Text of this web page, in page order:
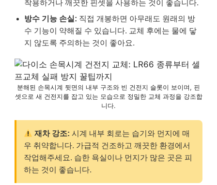
착용하거나 깨끗한 핀셋을 사용하는 것이 좋습니다.
방수 기능 손실: 직접 개봉하면 아무래도 원래의 방
수 기능이 약해질 수 있습니다. 교체 후에는 물에 닿
지 않도록 주의하는 것이 좋아요.
분해된 손목시계 뒷면의 내부 구조와 빈 건전지 슬롯이 보이며, 핀
셋으로 새 건전지를 잡고 있는 모습으로 정밀한 교체 과정을 강조합
니다.
재차 강조: 시계 내부 회로는 습기와 먼지에 매
우 취약합니다. 가급적 건조하고 깨끗한 환경에서
작업해주세요. 습한 욕실이나 먼지가 많은 곳은 피
하는 것이 좋습니다.